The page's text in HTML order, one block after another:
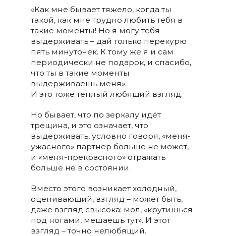
«Как мне бывает тяжело, когда ты
такой, как мне трудно любить тебя в
такие моменты! Но я могу тебя
выдерживать – дай только перекурю
пять минуточек. К тому же я и сам
периодически не подарок, и спасибо,
что ты в такие моменты
выдерживаешь меня».
И это тоже теплый любящий взгляд.
Но бывает, что по зеркалу идёт
трещина, и это означает, что
выдерживать, условно говоря, «меня-
ужасного» партнер больше не может,
и «меня-прекрасного» отражать
больше не в состоянии.
Вместо этого возникает холодный,
оценивающий, взгляд – может быть,
даже взгляд свысока: мол, «крутишься
под ногами, мешаешь тут». И этот
взгляд – точно нелюбящий.